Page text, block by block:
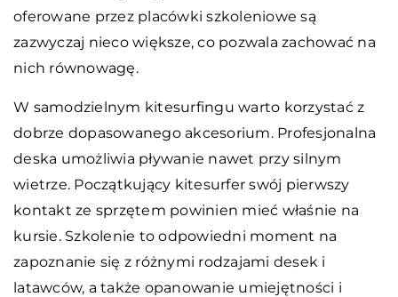
oferowane przez placówki szkoleniowe są
zazwyczaj nieco większe, co pozwala zachować na
nich równowagę.
W samodzielnym kitesurfingu warto korzystać z
dobrze dopasowanego akcesorium. Profesjonalna
deska umożliwia pływanie nawet przy silnym
wietrze. Początkujący kitesurfer swój pierwszy
kontakt ze sprzętem powinien mieć właśnie na
kursie. Szkolenie to odpowiedni moment na
zapoznanie się z różnymi rodzajami desek i
latawców, a także opanowanie umiejętności i